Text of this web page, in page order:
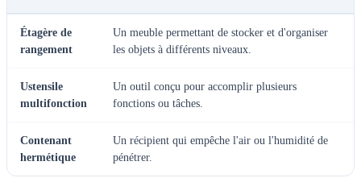
Étagère de
rangement
Un meuble permettant de stocker et d'organiser
les objets à différents niveaux.
Ustensile
multifonction
Un outil conçu pour accomplir plusieurs
fonctions ou tâches.
Contenant
hermétique
Un récipient qui empêche l'air ou l'humidité de
pénétrer.